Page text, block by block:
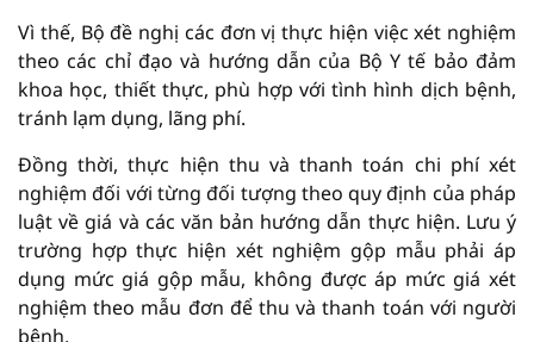
Vì thế, Bộ đề nghị các đơn vị thực hiện việc xét nghiệm
theo các chỉ đạo và hướng dẫn của Bộ Y tế bảo đảm
khoa học, thiết thực, phù hợp với tình hình dịch bệnh,
tránh lạm dụng, lãng phí.
Đồng thời, thực hiện thu và thanh toán chi phí xét
nghiệm đối với từng đối tượng theo quy định của pháp
luật về giá và các văn bản hướng dẫn thực hiện. Lưu ý
trường hợp thực hiện xét nghiệm gộp mẫu phải áp
dụng mức giá gộp mẫu, không được áp mức giá xét
nghiệm theo mẫu đơn để thu và thanh toán với người
bệnh.